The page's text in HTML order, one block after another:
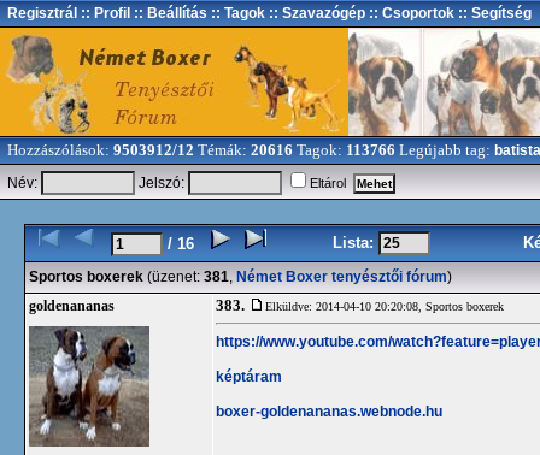
Regisztrál :: Profil :: Beállítás :: Tagok :: Szavazógép :: Csoportok :: Segítség
Hozzászólások: 9503912/12 Témák: 20616 Tagok: 113766 Legújabb tag: batista
Név:
Jelszó: Eltárol
/ 16 Lista:
Sportos boxerek (üzenet: 381, Német Boxer tenyésztői fórum)
goldenananas 383. Elküldve: 2014-04-10 20:20:08, Sportos boxerek
https://www.youtube.com/
képtáram
boxer-goldenananas.webnode.hu